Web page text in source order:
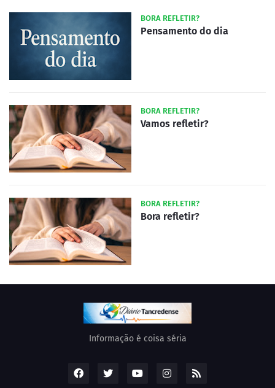
BORA REFLETIR?
Pensamento do dia
BORA REFLETIR?
Vamos refletir?
BORA REFLETIR?
Bora refletir?
Informação é coisa séria